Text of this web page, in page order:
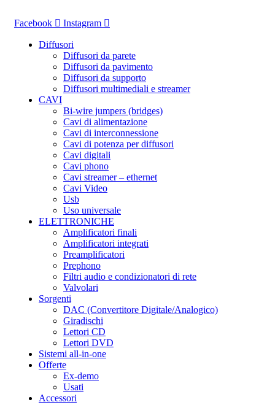
Facebook Instagram
Diffusori
Diffusori da parete
Diffusori da pavimento
Diffusori da supporto
Diffusori multimediali e streamer
CAVI
Bi-wire jumpers (bridges)
Cavi di alimentazione
Cavi di interconnessione
Cavi di potenza per diffusori
Cavi digitali
Cavi phono
Cavi streamer – ethernet
Cavi Video
Usb
Uso universale
ELETTRONICHE
Amplificatori finali
Amplificatori integrati
Preamplificatori
Prephono
Filtri audio e condizionatori di rete
Valvolari
Sorgenti
DAC (Convertitore Digitale/Analogico)
Giradischi
Lettori CD
Lettori DVD
Sistemi all-in-one
Offerte
Ex-demo
Usati
Accessori